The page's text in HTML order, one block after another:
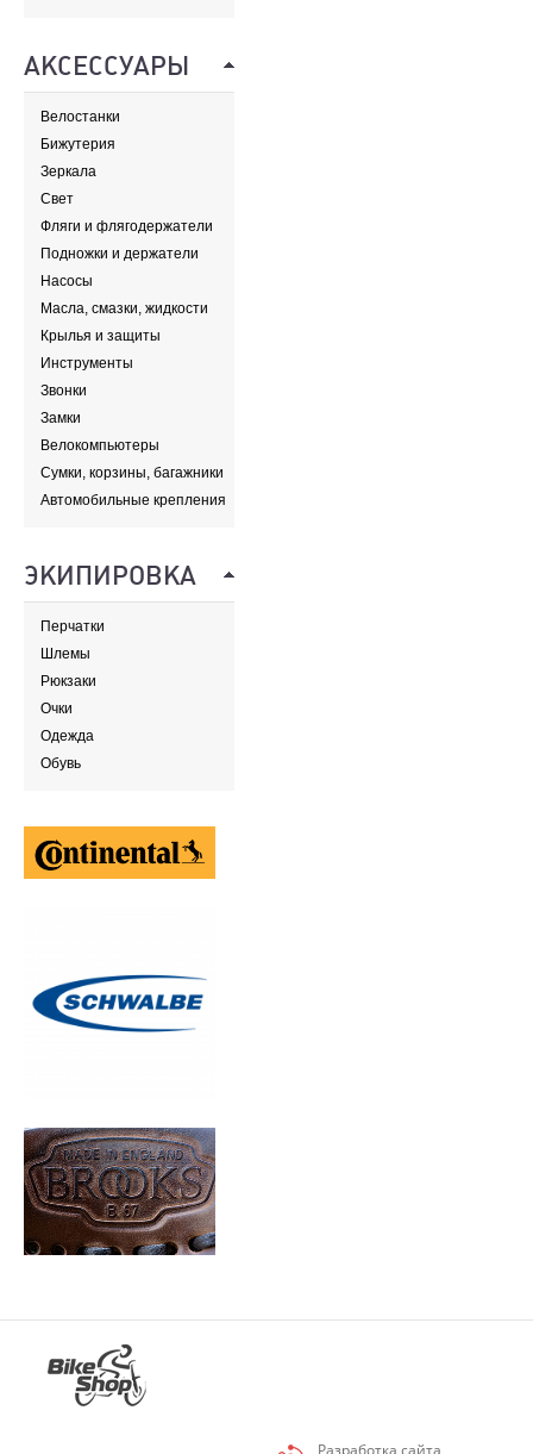
АКСЕССУАРЫ
Велостанки
Бижутерия
Зеркала
Свет
Фляги и флягодержатели
Подножки и держатели
Насосы
Масла, смазки, жидкости
Крылья и защиты
Инструменты
Звонки
Замки
Велокомпьютеры
Сумки, корзины, багажники
и адаптеры
Автомобильные крепления
ЭКИПИРОВКА
Перчатки
Шлемы
Рюкзаки
Очки
Одежда
Обувь
Разработка сайта